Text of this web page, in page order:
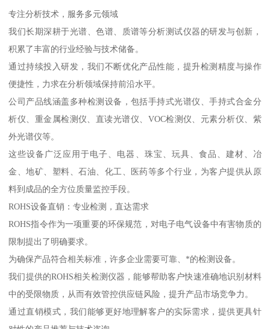
专注分析技术，服务多元领域
我们长期深耕于光谱、色谱、质谱等分析测试仪器的研发与创新，
积累了丰富的行业经验与技术储备。
通过持续投入研发，我们不断优化产品性能，提升检测精度与操作
便捷性，力求在分析领域保持前沿水平。
公司产品线涵盖多种检测设备，包括手持式光谱仪、手持式合金分
析仪、重金属检测仪、直读光谱仪、VOC检测仪、元素分析仪、紫
外光谱仪等。
这些设备广泛应用于电子、电器、珠宝、玩具、食品、建材、冶
金、地矿、塑料、石油、化工、医药等多个行业，为客户提供从原
料到成品的全方位质量监控手段。
ROHS设备直销：专业检测，直达需求
ROHS指令作为一项重要的环保规范，对电子电气设备中有害物质的
限制提出了明确要求。
为确保产品符合相关标准，许多企业需要可靠、*的检测设备。
我们提供的ROHS相关检测仪器，能够帮助客户快速准确地识别材料
中的受限物质，从而有效管控供应链风险，提升产品市场竞争力。
通过直销模式，我们能够更好地理解客户的实际需求，提供更具针